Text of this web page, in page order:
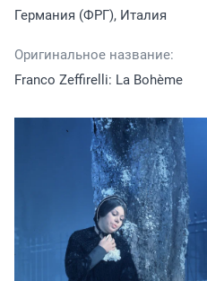
Германия (ФРГ), Италия
Оригинальное название:
Franco Zeffirelli: La Bohème